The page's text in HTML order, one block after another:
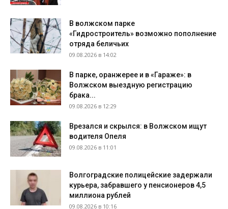
В волжском парке
«Гидростроитель» возможно пополнение
отряда беличьих
09.08.2026 в 14:02
В парке, оранжерее и в «Гараже»: в
Волжском выездную регистрацию
брака...
09.08.2026 в 12:29
Врезался и скрылся: в Волжском ищут
водителя Опеля
09.08.2026 в 11:01
Волгоградские полицейские задержали
курьера, забравшего у пенсионеров 4,5
миллиона рублей
09.08.2026 в 10:16